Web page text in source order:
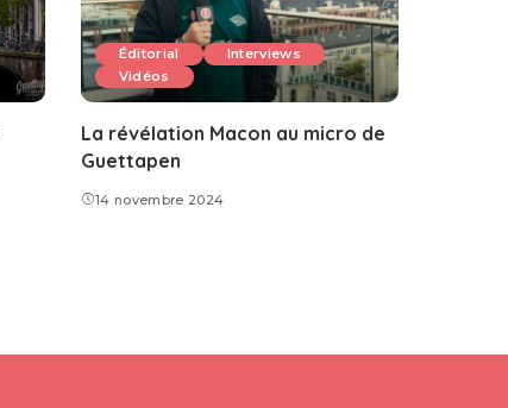
Éditorial
Interviews
Vidéos
La révélation Macon au micro de
Guettapen
14 novembre 2024